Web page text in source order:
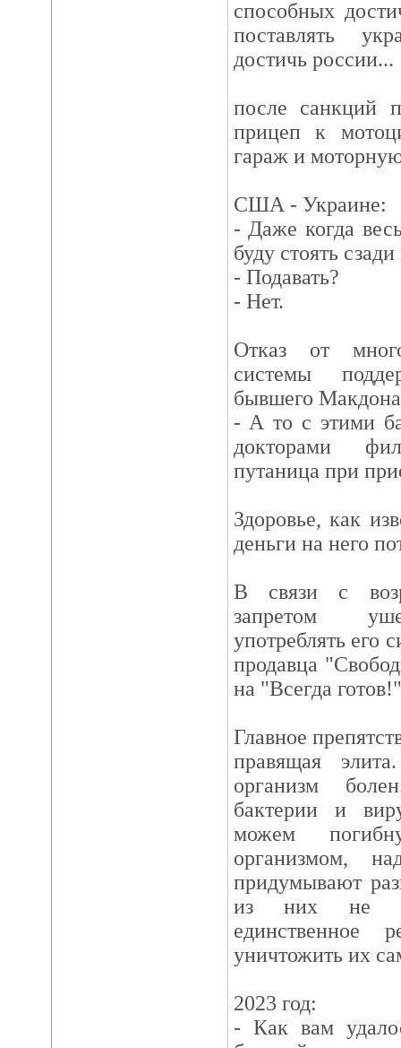
способных
поставлять
достичь россии...
после санкций
прицеп к
гараж и
США - Украине:
- Даже когда
буду стоять
- Подавать?
- Нет.
Отказ от
системы
бывшего
- А то с этими
докторами
путаница при
Здоровье, как
деньги на него
В связи с
запретом
употреблять его
продавца
на "Всегда
Главное
правящая
организм
бактерии и
можем
организмом,
придумывают
из них не
уничтожить их
2023 год:
- Как вам